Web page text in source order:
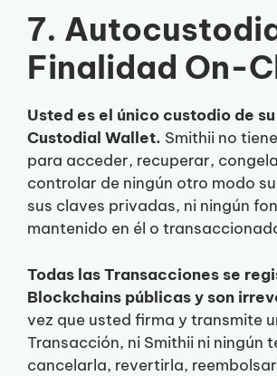
7.
Finalidad On-
Usted es el único custodio de
Custodial Wallet. Smithii no
para acceder, recuperar,
controlar de ningún otro modo
sus claves privadas, ni ningún
mantenido en él o
Todas las Transacciones se
Blockchains públicas y son
vez que usted firma y transmite
Transacción, ni Smithii ni ningún
cancelarla, revertirla,